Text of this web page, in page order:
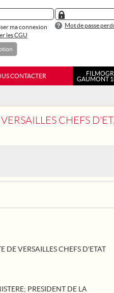
ma connexion
Mot de passe
les CGU
CONTACTER
GAUMONT
CHEFS
DE VERSAILLES CHEFS D'ETAT
; PRESIDENT DE LA